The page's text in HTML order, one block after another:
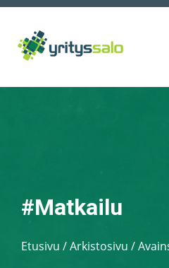
#Matkailu
Etusivu /Arkistosivu /